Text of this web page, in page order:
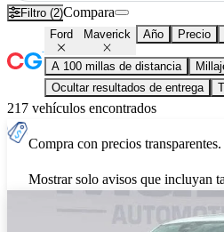
Filtro (2)Compara
Ford Maverick Año Precio
A 100 millas de distancia
Ocultar resultados de entrega
217 vehículos encontrados
Compra con precios transparentes.
Mostrar solo avisos que incluyan